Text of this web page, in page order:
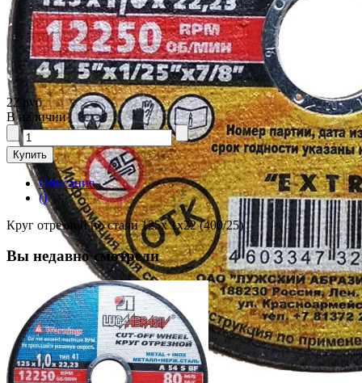
22 руб
В наличии
Описание
()
Круг отрезной по стали 125х 1х22 (400/25)
Вы недавно смотрели